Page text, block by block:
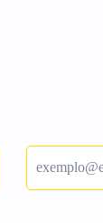
com ofertas e